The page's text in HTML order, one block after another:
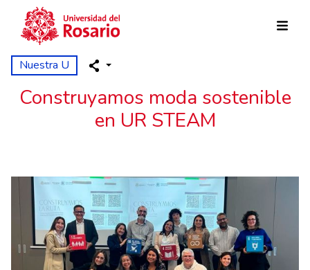
Pasar al contenido principal
Nuestra U
Construyamos moda sostenible
en UR STEAM